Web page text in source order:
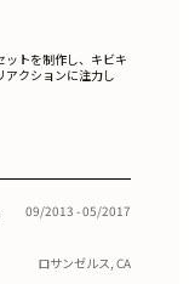
ットを制作し、キビキ
アクションに注力し
09/2013 - 05/2017
ロサンゼルス, CA